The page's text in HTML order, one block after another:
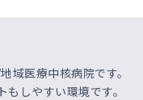
域医療中核病院です。
しやすい環境です。